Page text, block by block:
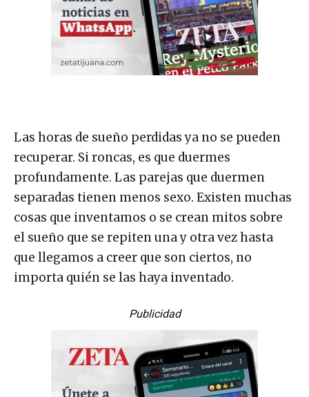
Las horas de sueño perdidas ya no se pueden
recuperar. Si roncas, es que duermes
profundamente. Las parejas que duermen
separadas tienen menos sexo. Existen muchas
cosas que inventamos o se crean mitos sobre
el sueño que se repiten una y otra vez hasta
que llegamos a creer que son ciertos, no
importa quién se las haya inventado.
Publicidad